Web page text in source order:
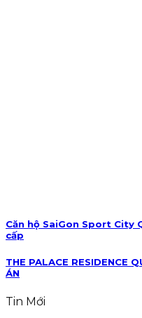
Căn hộ SaiGon Sport City
cấp
THE PALACE RESIDENCE
ÁN
Tin Mới